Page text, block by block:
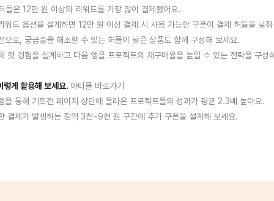
은 12만 원 이상의 리워드를 가장 많이 결제했어요.
드 옵션을 설계하면 12만 원 이상 결제 시 사용 가능한 쿠폰이 결제 허들을 낮
로, 궁금증을 해소할 수 있는 허들이 낮은 상품도 함께 구성해 보세요.
첫 경험을 설계하고 다음 앵콜 프로젝트의 재구매율을 높일 수 있는 전략을 구성
게 활용해 보세요. 아티클 바로가기
통해 기획전 페이지 상단에 올라온 프로젝트들의 성과가 평균 2.3배 높아요.
결제가 발생하는 정액 3천~9천 원 구간에 추가 쿠폰을 설계해 보세요.